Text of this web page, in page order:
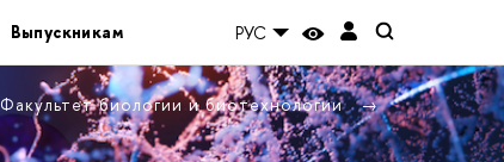
Выпускникам РУС
Факультет биологии и биотехнологии